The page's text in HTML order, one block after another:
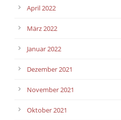
April 2022
März 2022
Januar 2022
Dezember 2021
November 2021
Oktober 2021